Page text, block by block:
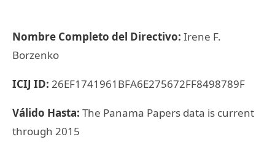
Nombre Completo del Directivo: Irene F.
Borzenko
ICIJ ID: 26EF1741961BFA6E275672FF8498789F
Válido Hasta: The Panama Papers data is current
through 2015